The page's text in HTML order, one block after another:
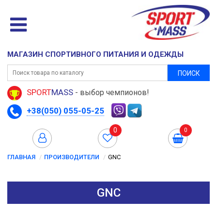
МАГАЗИН СПОРТИВНОГО ПИТАНИЯ И ОДЕЖДЫ
ПОИСК
SPORTMASS - выбор чемпионов!
+38(050) 055-05-25
0 0
ГЛАВНАЯ ПРОИЗВОДИТЕЛИ GNC
GNC